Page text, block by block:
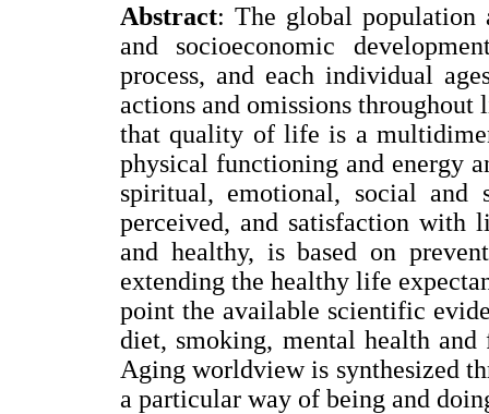
Abstract: The global
and socioeconomic
process, and each individual
actions and omissions throughout
that quality of life is a
physical functioning and energy
spiritual, emotional, social and
perceived, and satisfaction with
and healthy, is based on
extending the healthy life
point the available scientific
diet, smoking, mental health
Aging worldview is synthesized
a particular way of being and